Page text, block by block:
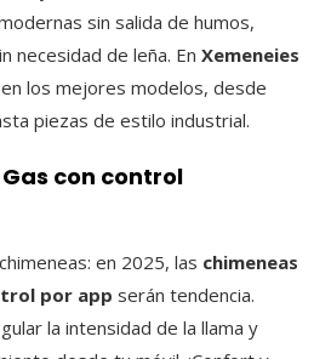
sin salida de humos,
necesidad de leña. En Xemeneies
los mejores modelos, desde
piezas de estilo industrial.
con control
en 2025, las chimeneas
por app serán tendencia.
la intensidad de la llama y